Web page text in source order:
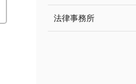
法律事務所